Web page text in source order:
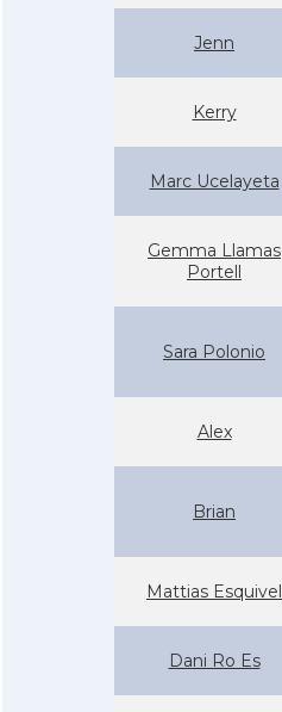
Jenn
Kerry
Marc Ucelayeta
Gemma Llamas
Portell
Sara Polonio
Alex
Brian
Mattias Esquivel
Dani Ro Es